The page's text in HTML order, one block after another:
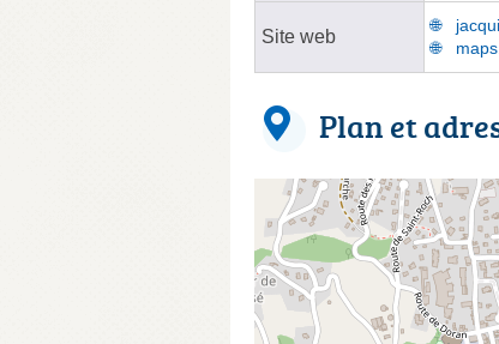
Site web
Plan et